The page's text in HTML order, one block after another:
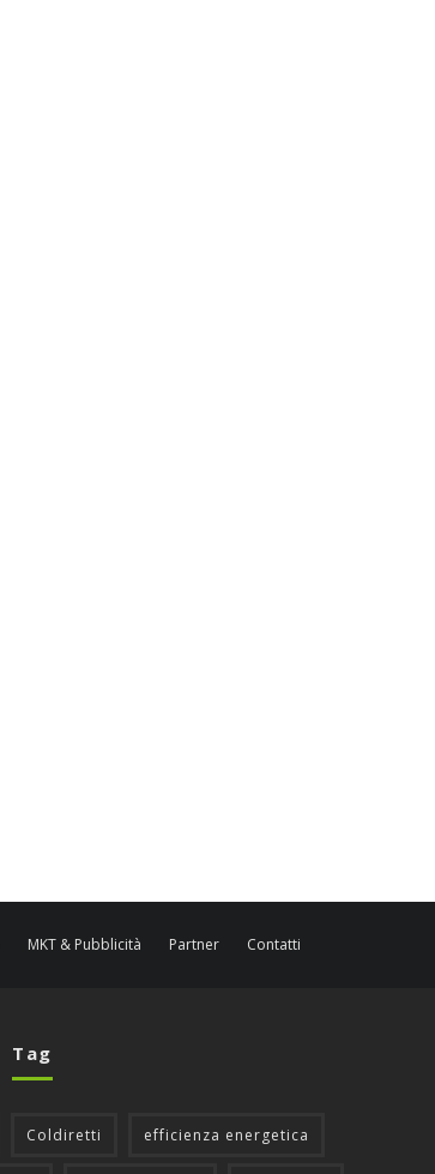
MKT & Pubblicità Partner Contatti
Tag
Coldiretti efficienza energetica